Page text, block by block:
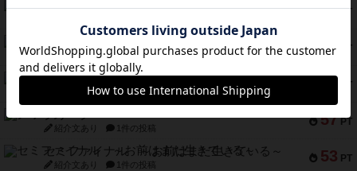
72 PT
70 PT
メメントオンラインタクティクス
紹介文あり 4件の投稿
68 PT
パーミッド
紹介文なし 1件の投稿
57 PT
紹介文あり 1件の投稿
53 PT
セミファイナル ～お前はまだ生きている～
紹介文あり 1件の投稿